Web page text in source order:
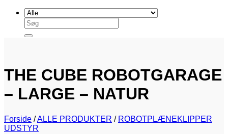
Søg
efter:
THE CUBE ROBOTGARAGE
– LARGE – NATUR
Forside /ALLE PRODUKTER / ROBOTPLÆNEKLIPPER
UDSTYR